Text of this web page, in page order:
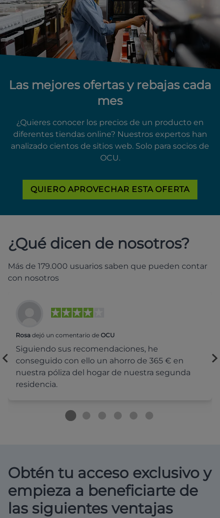
Las mejores ofertas y rebajas cada
mes
¿Quieres conocer los precios de un producto en
diferentes tiendas online? Nuestros expertos han
analizado cientos de sitios web. Solo para socios de
OCU.
QUIERO APROVECHAR ESTA OFERTA
¿Qué dicen de nosotros?
Más de 179.000 usuarios saben que pueden contar
con nosotros
Rosa dejó un comentario de OCU
Siguiendo sus recomendaciones, he
conseguido con ello un ahorro de 365 € en
nuestra póliza del hogar de nuestra segunda
residencia.
Obtén tu acceso exclusivo y
empieza a beneficiarte de
las siguientes ventajas